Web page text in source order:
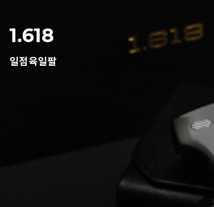
1.618
일점육일팔